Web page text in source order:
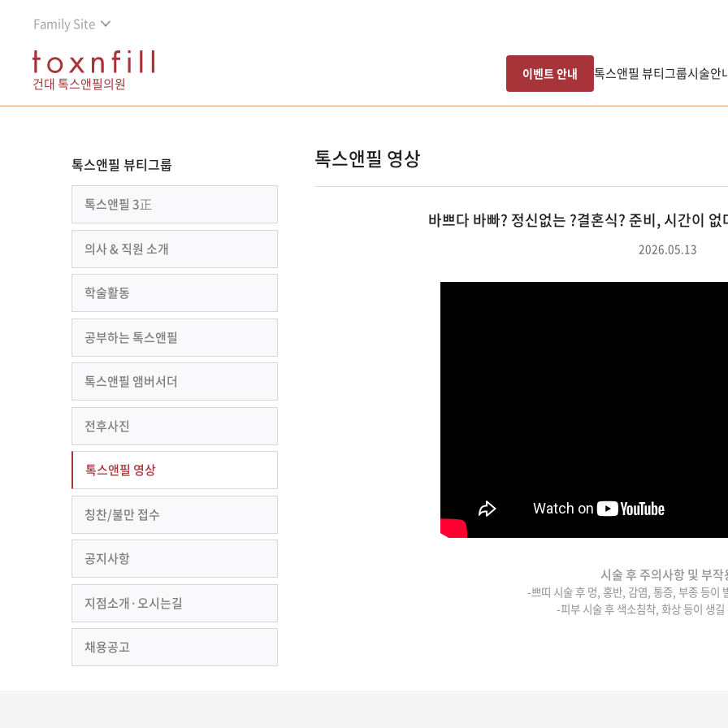
Family Site
건대 톡스앤필의원
이벤트 안내 톡스앤필 뷰티그룹시술안
톡스앤필 뷰티그룹
톡스앤필 3正
의사 & 직원 소개
학술활동
공부하는 톡스앤필
톡스앤필 앰버서더
전후사진
톡스앤필 영상
칭찬/불만 접수
공지사항
지점소개·오시는길
채용공고
톡스앤필 영상
바쁘다 바빠? 정신없는 ?결혼식? 준비, 시간이
2026.05.13
시술 후 주의사항 및 부작
-쁘띠 시술 후 멍, 홍반, 감염, 통증, 부종 등이
-피부 시술 후 색소침착, 화상 등이 생